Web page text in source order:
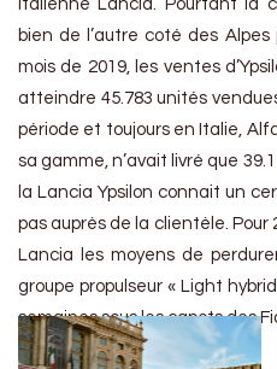
italienne Lancia. Pourtant la
bien de l’autre coté des
mois de 2019, les ventes
atteindre 45.783 unités
période et toujours en Italie,
sa gamme, n’avait livré que
la Lancia Ypsilon connait un
pas auprès de la clientèle. Pour
Lancia les moyens de
groupe propulseur « Light
semaines sous les capots des